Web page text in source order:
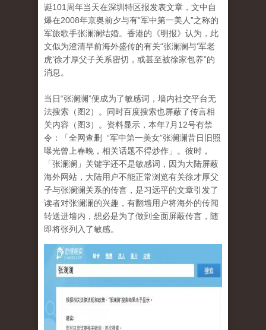
诞101周年当天在深圳特区报发表文章，文中自
爆在2008年京奥前夕与有“军中第一美人”之称的
军旅歌手张澜澜结婚。香港的《明报》认为，此
文似为澄清早前海外盛传的有关“张澜澜与‘军老
虎’徐才厚父子关系密切，或甚至被徐家包养”的
消息。
当日“张澜澜”便成为了敏感词，墙内社交平台无
法搜索（图2）。同时百度搜索也屏蔽了传言相
关内容（图3）。资料显示，本年7月12号有禁
令：「全网查删 “军中第一美女”张澜澜昔日旧照
曝光曾上春晚，相关话题不得炒作」。彼时，
「张澜澜」关键字还不是敏感词，因为大陆屏蔽
海外网站，大陆用户不能正常浏览有关徐才厚父
子与张澜澜关系的传言，是习远平的文章引发了
读者对张澜澜的兴趣，有翻墙用户将海外的传闻
转送进墙内，想必是为了做到全面屏蔽传言，随
即将张列入了敏感。